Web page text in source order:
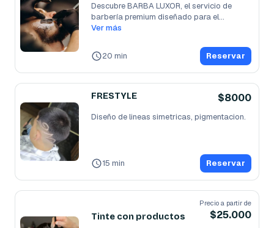
Descubre BARBA LUXOR, el servicio de
barbería premium diseñado para el...
Ver más
20 min Reservar
FRESTYLE $8000
Diseño de lineas simetricas, pigmentacion.
15 min Reservar
Tinte con productos
Precio a partir de
$25.000